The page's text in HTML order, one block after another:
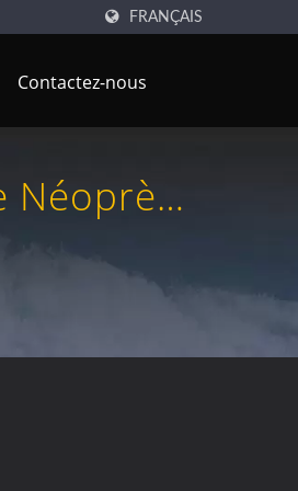
FRANÇAIS
Contactez-nous
Le